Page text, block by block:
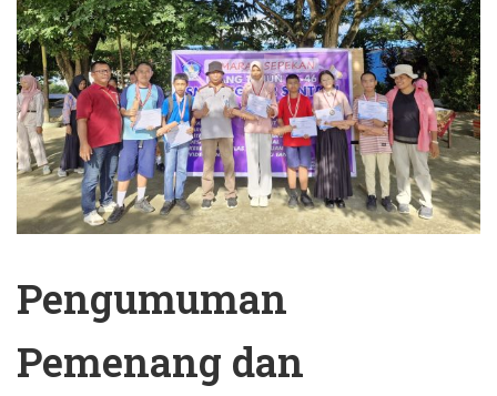
Pengumuman
Pemenang dan